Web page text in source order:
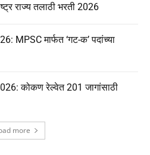
राज्य तलाठी भरती 2026
MPSC मार्फत ‘गट-क’ पदांच्या
कोकण रेल्वेत 201 जागांसाठी
more